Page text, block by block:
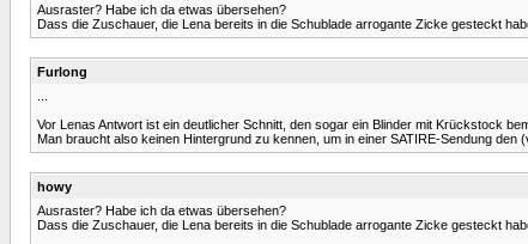
Ausraster? Habe ich da etwas übersehen?
Dass die Zuschauer, die Lena bereits in die Schublade arrogante Zicke gesteckt
Furlong
Vor Lenas Antwort ist ein deutlicher Schnitt, den sogar ein Blinder mit Krückstock
Man braucht also keinen Hintergrund zu kennen, um in einer SATIRE-Sendung
howy
Ausraster? Habe ich da etwas übersehen?
Dass die Zuschauer, die Lena bereits in die Schublade arrogante Zicke gesteckt